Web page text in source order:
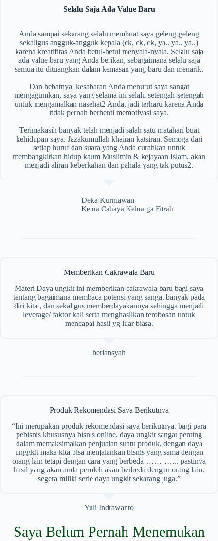
Selalu Saja Ada Value Baru
Anda sampai sekarang selalu membuat saya geleng-geleng
sekaligus angguk-angguk kepala (ck, ck, ck, ya.. ya.. ya..)
karena kreatifitas Anda betul-betul menyala-nyala. Selalu saja
ada value baru yang Anda berikan, sebagaimana selalu saja
semua itu dituangkan dalam kemasan yang baru dan menarik.
Dan hebatnya, kesabaran Anda menurut saya sangat
mengagumkan, saya yang selama ini selalu setengah-setengah
untuk mengamalkan nasehat2 Anda, jadi terharu karena Anda
tidak pernah berhenti memotivasi saya.
Terimakasih banyak telah menjadi salah satu matahari buat
kehidupan saya. Jazakumullah khairan katsiran. Semoga dari
setiap huruf dan suara yang Anda curahkan untuk
membangkitkan hidup kaum Muslimin & kejayaan Islam, akan
menjadi aliran keberkahan dan pahala yang tak putus2.
Deka Kurniawan
Ketua Cahaya Keluarga Fitrah
Memberikan Cakrawala Baru
Materi Daya ungkit ini memberikan cakrawala baru bagi saya
tentang bagaimana membaca potensi yang sangat banyak pada
diri kita , dan sekaligus memberdayakannya sehingga menjadi
leverage/ faktor kali serta menghasilkan terobosan untuk
mencapai hasil yg luar biasa.
heriansyah
Produk Rekomendasi Saya Berikutnya
“Ini merupakan produk rekomendasi saya berikutnya. bagi para
pebisnis khususnya bisnis online, daya ungkit sangat penting
dalam memaksimalkan penjualan suatu produk, dengan daya
unggkit maka kita bisa menjalankan bisnis yang sama dengan
orang lain tetapi dengan cara yang berbeda………….. pastinya
hasil yang akan anda peroleh akan berbeda dengan orang lain.
segera miliki serie daya ungkit sekarang juga.”
Yuli Indrawanto
Saya Belum Pernah Menemukan